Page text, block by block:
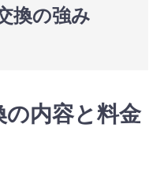
換の強み
内容と料金